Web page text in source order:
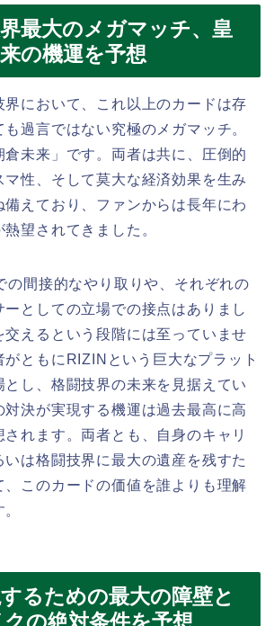
最大のメガマッチ、皇
の機運を予想
界において、これ以上のカードは存
過言ではない究極のメガマッチ。
倉未来」です。両者は共に、圧倒的
マ性、そして莫大な経済効果を生み
備えており、ファンからは長年にわ
望されてきました。
の間接的なやり取りや、それぞれの
ーとしての立場での接点はありまし
交えるという段階には至っていませ
がともにRIZINという巨大なプラット
とし、格闘技界の未来を見据えてい
対決が実現する機運は過去最高に高
されます。両者とも、自身のキャリ
いは格闘技界に最大の遺産を残すた
、このカードの価値を誰よりも理解
るための最大の障壁と